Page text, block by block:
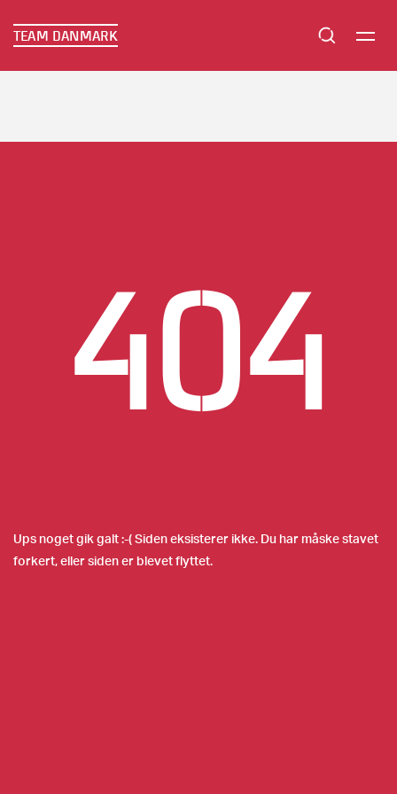
TEAM DANMARK
TEAM DANMARK
404
Ups noget gik galt :-( Siden eksisterer ikke. Du har måske stavet
forkert, eller siden er blevet flyttet.